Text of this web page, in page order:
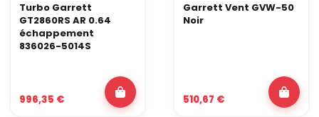
Turbo Garrett
GT2860RS AR 0.64
échappement
836026-5014S
996,35 €
Garrett Vent GVW-50
Noir
510,67 €